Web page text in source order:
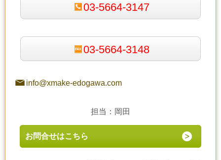
03-5664-3147
03-5664-3148
info@xmake-edogawa.com
担当：岡田
お問合せはこちら